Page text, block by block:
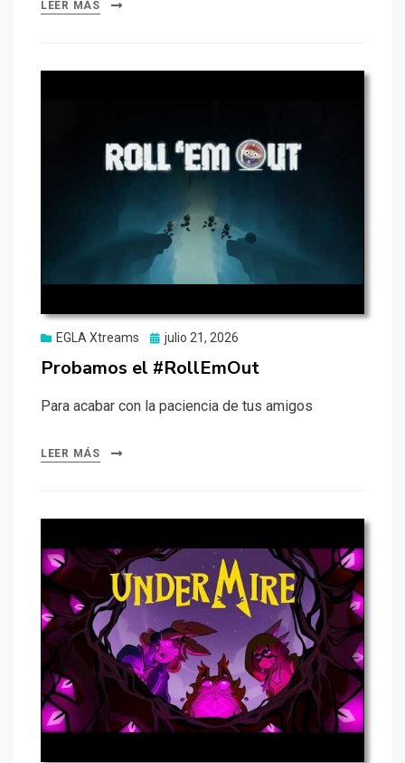
LEER MÁS
EGLA Xtreams
Publicado
julio 21, 2026
Probamos el #RollEmOut
Para acabar con la paciencia de tus amigos
LEER MÁS